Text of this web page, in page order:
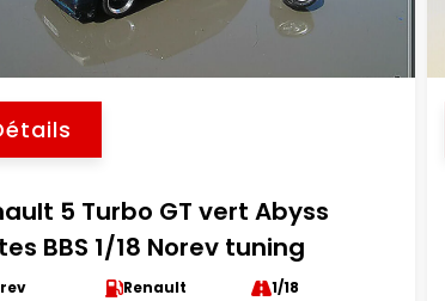
5 Turbo GT vert Abyss
BBS 1/18 Norev tuning
Renault 1/18